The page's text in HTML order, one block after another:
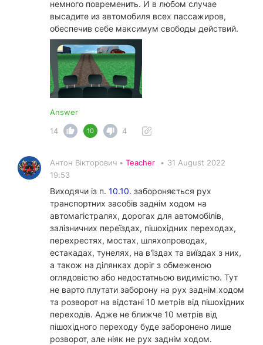
немного повременить. И в любом случае
высадите из автомобиля всех пассажиров,
обеспечив себе максимум свободы действий.
Answer
14
10 4
Антон Вікторович • Teacher • 31 August 2022
19:53
Виходячи із п. 10.10. забороняється рух
транспортних засобів заднім ходом на
автомагістралях, дорогах для автомобілів,
залізничних переїздах, пішохідних переходах,
перехрестях, мостах, шляхопроводах,
естакадах, тунелях, на в'їздах та виїздах з них,
а також на ділянках доріг з обмеженою
оглядовістю або недостатньою видимістю. Тут
не варто плутати заборону на рух заднім ходом
та розворот на відстані 10 метрів від пішохідних
переходів. Адже не ближче 10 метрів від
пішохідного переходу буде заборонено лише
розворот, але ніяк не рух заднім ходом.